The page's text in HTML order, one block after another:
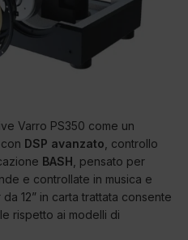
Varro PS350 come un
DSP avanzato , controllo
BASH , pensato per
e controllate in musica e
12” in carta trattata consente
rispetto ai modelli di